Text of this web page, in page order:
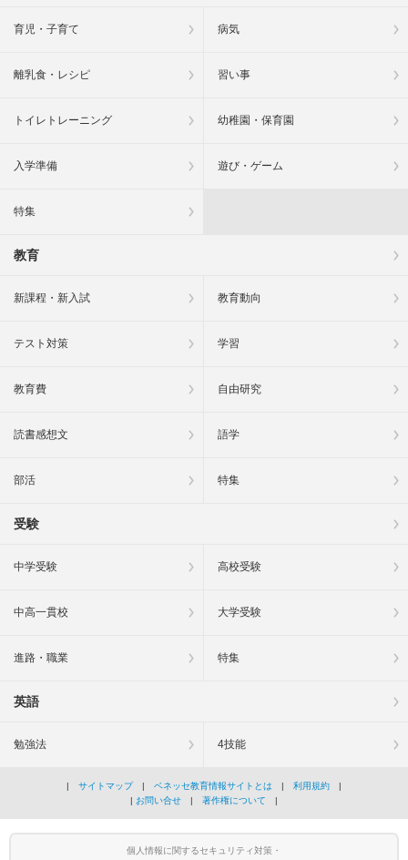
育児・子育て 病気
離乳食・レシピ 習い事
トイレトレーニング 幼稚園・保育園
入学準備 遊び・ゲーム
特集
教育
新課程・新入試 教育動向
テスト対策 学習
教育費 自由研究
読書感想文 語学
部活 特集
受験
中学受験 高校受験
中高一貫校 大学受験
進路・職業 特集
英語
勉強法 4技能
| サイトマップ| ベネッセ教育情報サイトとは | 利用規約 |
| お問い合せ | 著作権について |
個人情報に関するセキュリティ対策・